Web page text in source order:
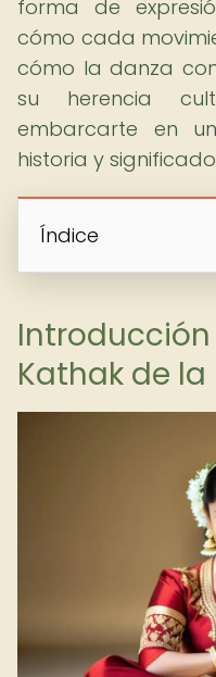
forma de
cómo cada
cómo la danza
su herencia
embarcarte en
historia y
Índice
Introducción
Kathak de la